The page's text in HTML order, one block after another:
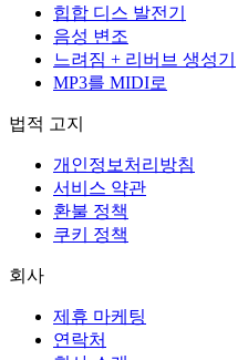
힙합 디스 발전기
음성 변조
느려짐 + 리버브 생성기
MP3를 MIDI로
법적 고지
개인정보처리방침
서비스 약관
환불 정책
쿠키 정책
회사
제휴 마케팅
연락처